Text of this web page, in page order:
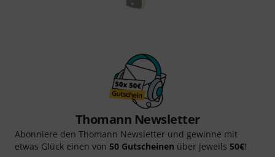
Thomann Newsletter
Abonniere den Thomann Newsletter und gewinne mit
etwas Glück einen von 50 Gutscheinen über jeweils 50€!